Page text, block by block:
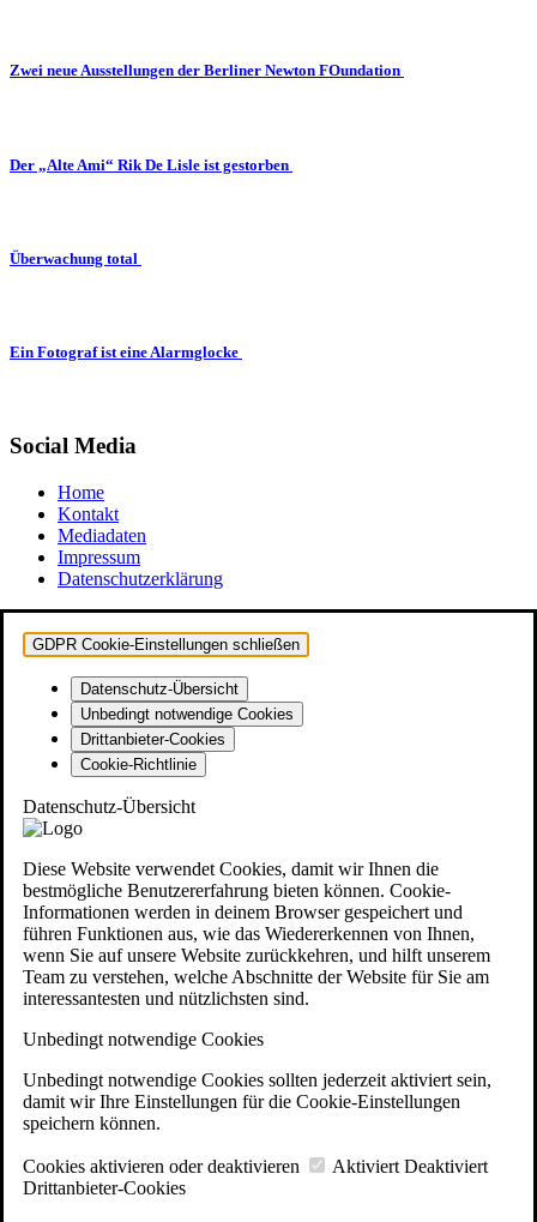
Zwei neue Ausstellungen der Berliner Newton FOundation
Der „Alte Ami“ Rik De Lisle ist gestorben
Überwachung total
Ein Fotograf ist eine Alarmglocke
Social Media
Home
Kontakt
Mediadaten
Impressum
Datenschutzerklärung
GDPR Cookie-Einstellungen schließen
Datenschutz-Übersicht
Unbedingt notwendige Cookies
Drittanbieter-Cookies
Cookie-Richtlinie
Datenschutz-Übersicht
Diese Website verwendet Cookies, damit wir Ihnen die
bestmögliche Benutzererfahrung bieten können. Cookie-
Informationen werden in deinem Browser gespeichert und
führen Funktionen aus, wie das Wiedererkennen von Ihnen,
wenn Sie auf unsere Website zurückkehren, und hilft unserem
Team zu verstehen, welche Abschnitte der Website für Sie am
interessantesten und nützlichsten sind.
Unbedingt notwendige Cookies
Unbedingt notwendige Cookies sollten jederzeit aktiviert sein,
damit wir Ihre Einstellungen für die Cookie-Einstellungen
speichern können.
Cookies aktivieren oder deaktivieren Aktiviert Deaktiviert
Drittanbieter-Cookies